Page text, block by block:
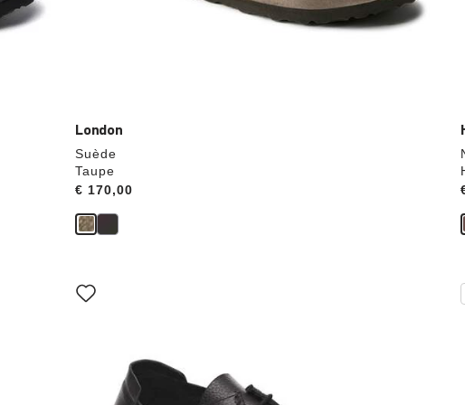
London
Suède
Taupe
Price:
€ 170,00
Als
je
selecteert,